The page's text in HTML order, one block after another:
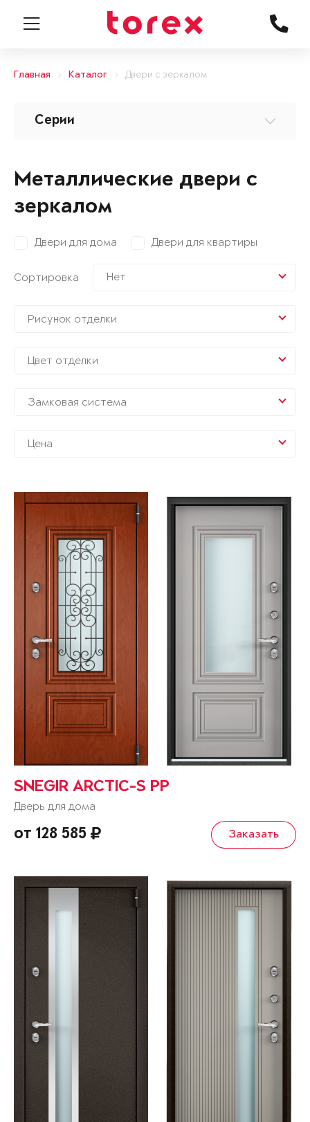
Главная Каталог Двери с зеркалом
Серии
Металлические двери с
зеркалом
Двери для дома Двери для квартиры
Сортировка Нет
Рисунок отделки
Цвет отделки
Замковая система
Цена
SNEGIR ARCTIC-S PP
Дверь для дома
от 128 585 Заказать